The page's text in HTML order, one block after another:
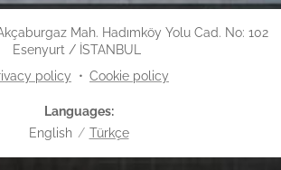
Mah. Hadımköy Yolu Cad. No: 102
Esenyurt / İSTANBUL
policy
Cookie policy
Languages
English
Türkçe